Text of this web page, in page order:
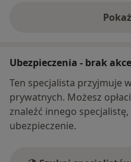
Ubezpieczenia - brak
Ten specjalista przyjmuje
prywatnych. Możesz
znaleźć innego
ubezpieczenie.